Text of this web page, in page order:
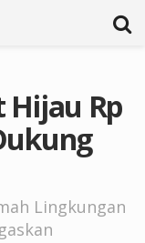
Hijau Rp
Lingkungan